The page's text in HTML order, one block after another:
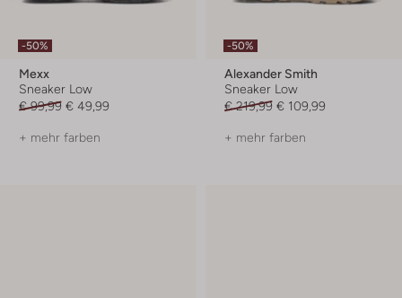
-50%
Mexx
Sneaker Low
€ 99,99 € 49,99
+ mehr farben
-50%
Alexander Smith
Sneaker Low
€ 219,99 € 109,99
+ mehr farben